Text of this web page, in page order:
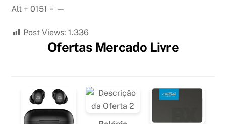
Alt + 0151 = —
Post Views: 1.336
Ofertas Mercado Livre